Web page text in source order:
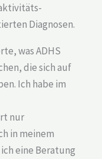
Diagnosen.
was ADHS
die sich auf
Ich habe im
nur
in meinem
eine Beratung